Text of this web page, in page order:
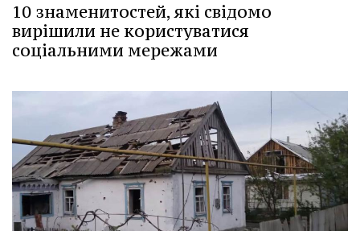
10 знаменитостей, які свідомо
вирішили не користуватися
соціальними мережами